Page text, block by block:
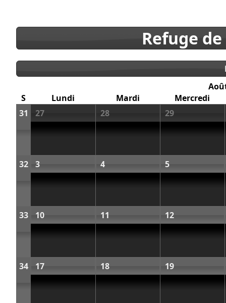
Refuge
S
Lundi Mardi
Mercredi
31
27 28 29
32 3 4 5
33 10 11 12
34 17 18 19